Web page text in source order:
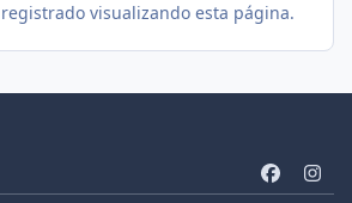
visualizando esta página.
Sistema
a
n